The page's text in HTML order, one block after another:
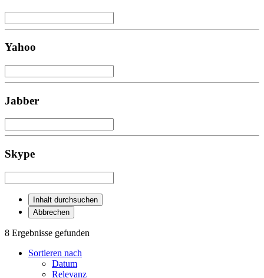
Yahoo
Jabber
Skype
Inhalt durchsuchen
Abbrechen
8 Ergebnisse gefunden
Sortieren nach
Datum
Relevanz